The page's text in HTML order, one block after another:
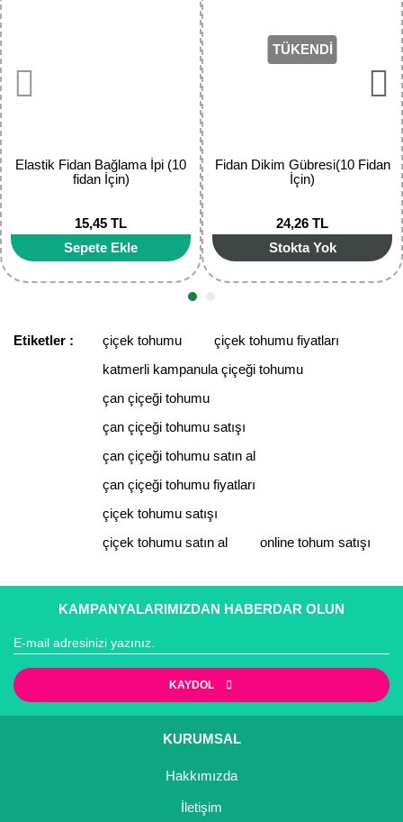
Ürün resmi kalitesiz, bozuk veya görüntülenemiyor.
Ürün açıklamasında eksik bilgiler bulunuyor.
Ürün bilgilerinde hatalar bulunuyor.
Ürün fiyatı diğer sitelerden daha pahalı.
Bu ürüne benzer farklı alternatifler olmalı.
Gönder
Elastik Fidan Bağlama İpi (10
fidan İçin)
15,45 TL
Sepete Ekle
TÜKENDİ
Fidan Dikim Gübresi(10 Fidan
İçin)
24,26 TL
Stokta Yok
Etiketler : çiçek tohumu
çiçek tohumu fiyatları
katmerli kampanula çiçeği tohumu
çan çiçeği tohumu
çan çiçeği tohumu satışı
çan çiçeği tohumu satın al
çan çiçeği tohumu fiyatları
çiçek tohumu satışı
çiçek tohumu satın al
online tohum satışı
KAMPANYALARIMIZDAN HABERDAR OLUN
KAYDOL
KURUMSAL
Hakkımızda
İletişim
Zeytin Fidanı